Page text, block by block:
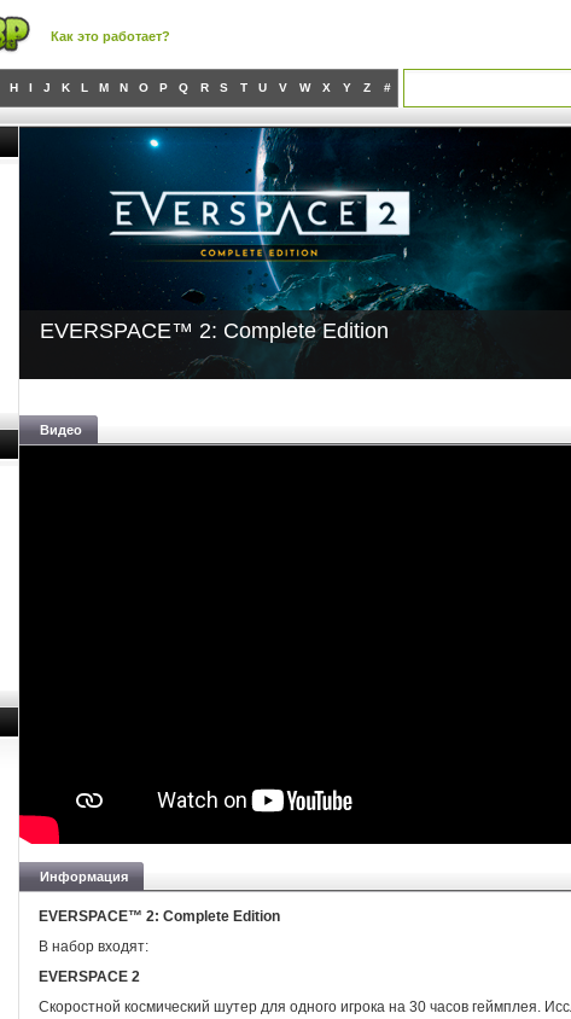
Как это работает?
H I J K L M N O P Q R S T U V W X Y Z #
EVERSPACE™ 2: Complete Edition
Видео
Информация
EVERSPACE™ 2: Complete Edition
В набор входят:
EVERSPACE 2
Скоростной космический шутер для одного игрока на 30 часов геймплея.